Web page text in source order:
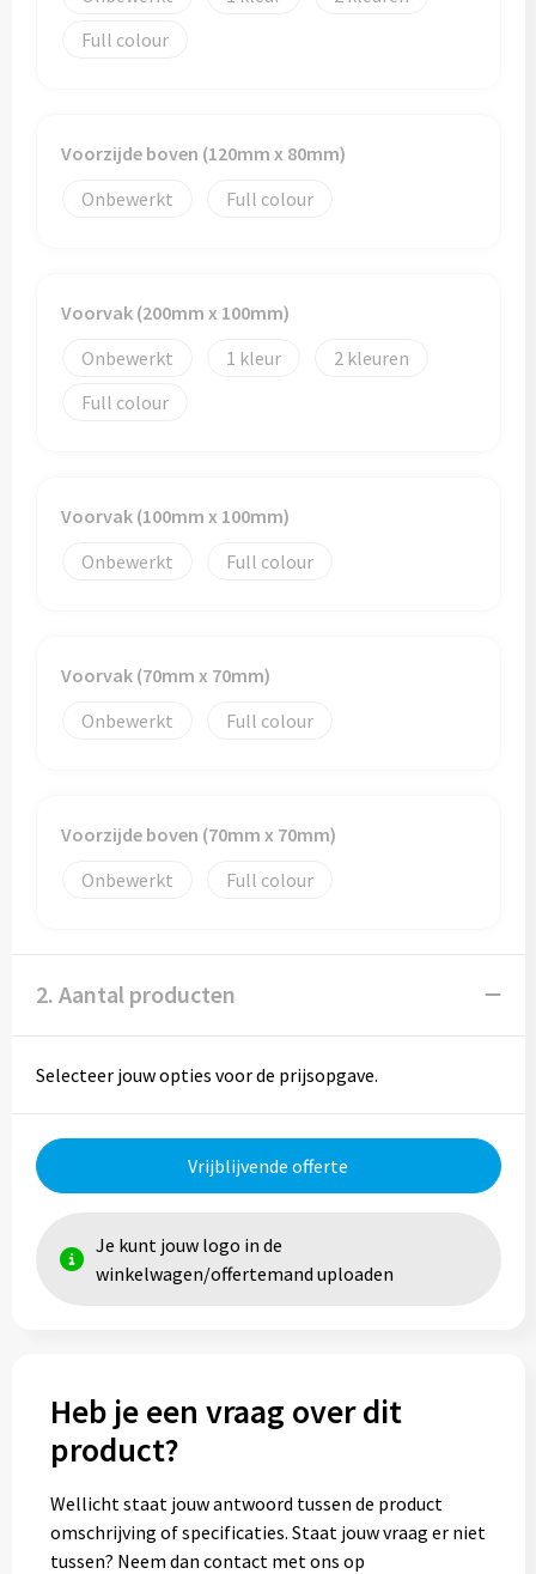
Strandtassen
Tablettassen
Waterbestendige tassen
Full colour
Voorzijde boven (120mm x 80mm)
Onbewerkt
Full colour
Voorvak (200mm x 100mm)
Onbewerkt
1
2
Full colour
Voorvak (100mm x 100mm)
Onbewerkt
Full colour
Voorvak (70mm x 70mm)
Onbewerkt
Full colour
Voorzijde boven (70mm x 70mm)
Onbewerkt
Full colour
2. Aantal producten
Selecteer jouw opties voor de prijsopgave.
Vrijblijvende offerte
Je kunt jouw logo in de
winkelwagen/offertemand uploaden
Heb je een vraag over dit
product?
Wellicht staat jouw antwoord tussen de product
omschrijving of specificaties. Staat jouw vraag er niet
tussen? Neem dan contact met ons op